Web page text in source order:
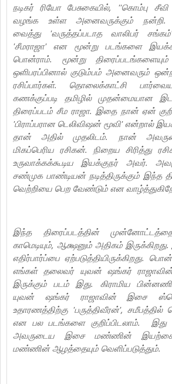
நடிகர் ரியோ பேசுகையில், ''கொம்பு சீவி
வழங்க உள்ள அனைவருக்கும் நன்றி.
வைத்து 'வருத்தப்படாத வாலிபர்
'சீமராஜா' என மூன்று படங்களை
பொன்ராம். மூன்று
ஒளிபரப்பினால் குடும்பம் அனைவரும்
ரசிப்பார்கள். தொலைக்காட்சி
கணக்குப்படி தமிழில் முதன்மையான
திரைப்படம் சீம ராஜா. இதை நான் ஏன்
'பிராப்பரான டெலிவிஷன் மூவி' என்றால்
தான் அதில் முதலிடம். நான்
மிகப்பெரிய ரசிகன். நிறைய சிரித்து
உருவாக்கக்கூடிய இயக்குநர் அவர்.
சண்முக பாண்டியன் நடித்திருக்கும் இந்த
வெற்றியை பெற வேண்டும் என
இந்த திரைப்படத்தின்
காமெடியும், ஆக்ஷனும் அதிகம்
எதிர்பார்ப்பை ஏற்படுத்தியிருக்கிறது.
எங்கள் தலைவர் யுவன் ஷங்கர் ராஜாவின்
இருக்கும் படம் இது. கிராமிய
யுவன் ஷங்கர் ராஜாவின் இசை
உதாரணத்திற்கு 'பருத்திவீரன்',
என பல படங்களை குறிப்பிடலாம். இது
அவருடைய இசை மண்ணின்
மண்ணின் ஆழத்தையும் வெளிப்படுத்தும்.